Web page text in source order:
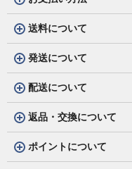
送料について
発送について
配送について
返品・交換について
ポイントについて